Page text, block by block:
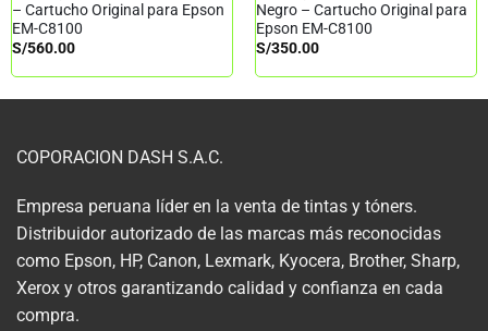
– Cartucho Original para Epson
EM-C8100
S/560.00
Negro – Cartucho Original para
Epson EM-C8100
S/350.00
COPORACION DASH S.A.C.
Empresa peruana líder en la venta de tintas y tóners.
Distribuidor autorizado de las marcas más reconocidas
como Epson, HP, Canon, Lexmark, Kyocera, Brother, Sharp,
Xerox y otros garantizando calidad y confianza en cada
compra.